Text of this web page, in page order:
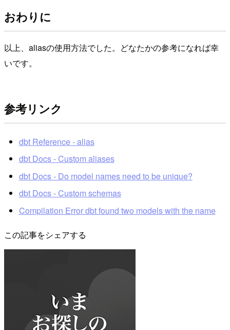
おわりに
以上、aliasの使用方法でした。どなたかの参考になれば幸
いです。
参考リンク
dbt Reference - alias
dbt Docs - Custom aliases
dbt Docs - Do model names need to be unique?
dbt Docs - Custom schemas
Compilation Error dbt found two models with the name
この記事をシェアする